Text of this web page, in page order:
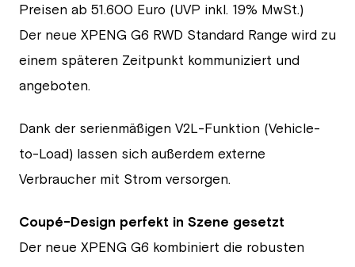
Preisen ab 51.600 Euro (UVP inkl. 19% MwSt.)
Der neue XPENG G6 RWD Standard Range wird zu
einem späteren Zeitpunkt kommuniziert und
angeboten.
Dank der serienmäßigen V2L-Funktion (Vehicle-
to-Load) lassen sich außerdem externe
Verbraucher mit Strom versorgen.
Coupé-Design perfekt in Szene gesetzt
Der neue XPENG G6 kombiniert die robusten